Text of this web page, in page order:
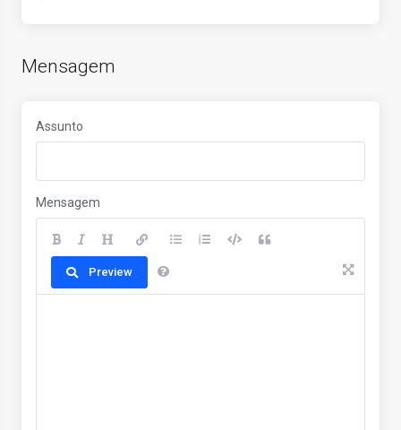
Mensagem
Assunto
Mensagem
Preview